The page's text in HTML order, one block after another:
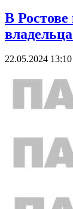
В Ростове
22.05.2024 13:10